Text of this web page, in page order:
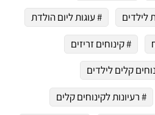
לילדים
# עוגות ליום הולדת
# קינוחים זריזים
קלים לילדים
# רעיונות לקינוחים קלים